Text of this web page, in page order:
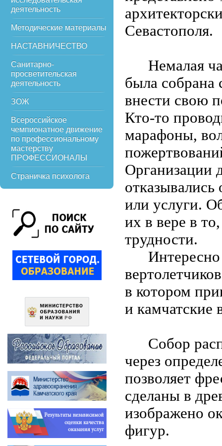
деятельность
Методические материалы
НАСТАВНИЧЕСТВО
Санитарно-
просветительская
деятельность
ЗОЖ
Всероссийское
чемпионатное движение
по профессиональному
мастерству
ПРОФЕССИОНАЛЫ
Страничка психолога
Севастополя.
Немалая
была собрана
внести свою
Кто-то
марафоны,
Организации
или услуги.
их в вере в
трудности.
в котором
и камчатские
Собор
через
позволяет
сделаны в
изображено
фигур.